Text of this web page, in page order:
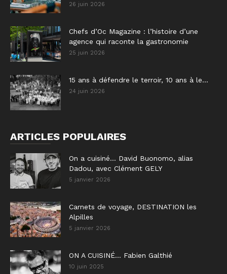
26 juin 2026
Chefs d’Oc Magazine : l’histoire d’une
agence qui raconte la gastronomie
25 juin 2026
15 ans à défendre le terroir, 10 ans à le...
24 juin 2026
ARTICLES POPULAIRES
On a cuisiné… David Buonomo, alias
Dadou, avec Clément GELY
5 janvier 2026
Carnets de voyage, DESTINATION les
Alpilles
5 janvier 2026
ON A CUISINÉ… Fabien Galthié
10 juin 2025